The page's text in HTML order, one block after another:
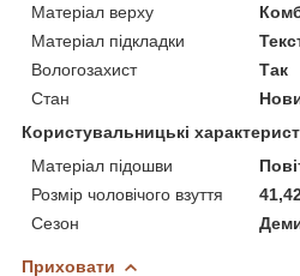
Матеріал верху
Матеріал підкладки
Вологозахист
Так
Стан
Користувальницькі
Матеріал підошви
Розмір чоловічого взуття
Сезон
Приховати